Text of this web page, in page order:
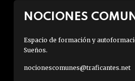
NOCIONES
Espacio de formación y
Sueños.
nocionescomunes@traficantes.net